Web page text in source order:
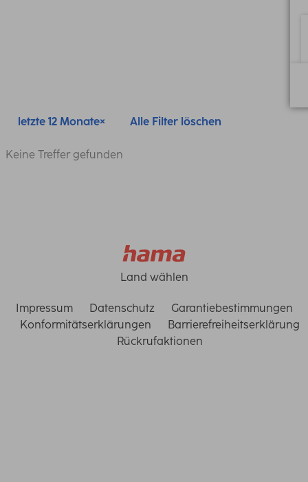
letzte 12 Monate Alle Filter löschen
Keine Treffer gefunden
Land wählen
Impressum Datenschutz
Garantiebestimmungen
Konformitätserklärungen
Barrierefreiheitserklärung
Rückrufaktionen